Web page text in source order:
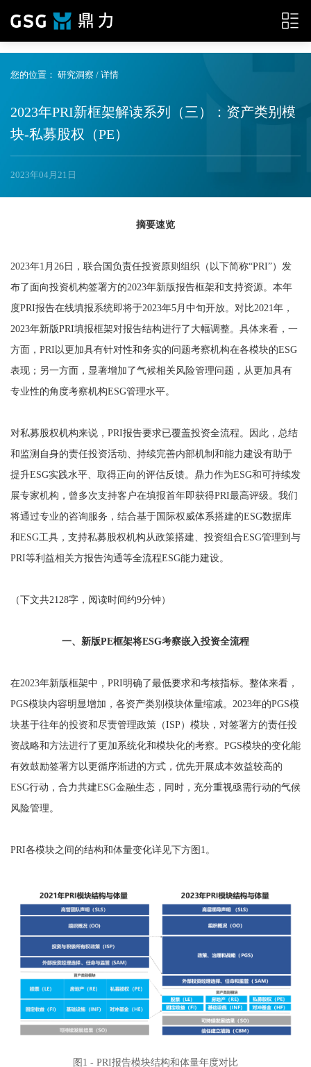
您的位置： 研究洞察 / 详情
2023年PRI新框架解读系列（三）：资产类别模
块-私募股权（PE）
2023年04月21日
摘要速览
2023年1月26日，联合国负责任投资原则组织（以下简称“PRI”）发
布了面向投资机构签署方的2023年新版报告框架和支持资源。本年
度PRI报告在线填报系统即将于2023年5月中旬开放。对比2021年，
2023年新版PRI填报框架对报告结构进行了大幅调整。具体来看，一
方面，PRI以更加具有针对性和务实的问题考察机构在各模块的ESG
表现；另一方面，显著增加了气候相关风险管理问题，从更加具有
专业性的角度考察机构ESG管理水平。
对私募股权机构来说，PRI报告要求已覆盖投资全流程。因此，总结
和监测自身的责任投资活动、持续完善内部机制和能力建设有助于
提升ESG实践水平、取得正向的评估反馈。鼎力作为ESG和可持续发
展专家机构，曾多次支持客户在填报首年即获得PRI最高评级。我们
将通过专业的咨询服务，结合基于国际权威体系搭建的ESG数据库
和ESG工具，支持私募股权机构从政策搭建、投资组合ESG管理到与
PRI等利益相关方报告沟通等全流程ESG能力建设。
（下文共2128字，阅读时间约9分钟）
一、新版PE框架将ESG考察嵌入投资全流程
在2023年新版框架中，PRI明确了最低要求和考核指标。整体来看，
PGS模块内容明显增加，各资产类别模块体量缩减。2023年的PGS模
块基于往年的投资和尽责管理政策（ISP）模块，对签署方的责任投
资战略和方法进行了更加系统化和模块化的考察。PGS模块的变化能
有效鼓励签署方以更循序渐进的方式，优先开展成本效益较高的
ESG行动，合力共建ESG金融生态，同时，充分重视亟需行动的气候
风险管理。
PRI各模块之间的结构和体量变化详见下方图1。
图1 - PRI报告模块结构和体量年度对比